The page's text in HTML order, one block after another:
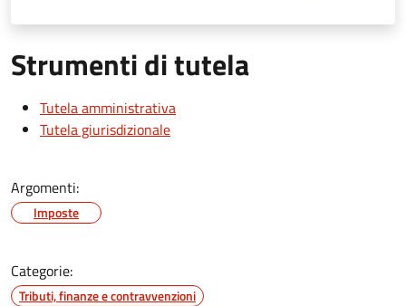
Strumenti di tutela
Tutela amministrativa
Tutela giurisdizionale
Argomenti:
Imposte
Categorie:
Tributi, finanze e contravvenzioni